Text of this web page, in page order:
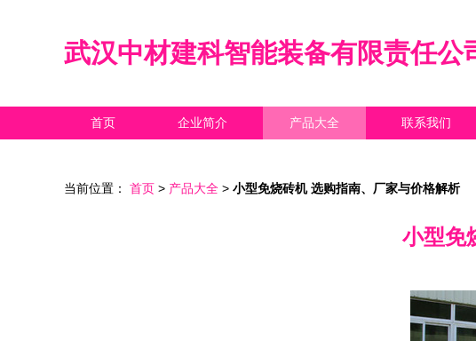
武汉中材建科智能装备有限责任公
首页 企业简介 产品大全 联系我们
当前位置： 首页 > 产品大全 > 小型免烧砖机 选购指南、厂家与价格解析
小型免